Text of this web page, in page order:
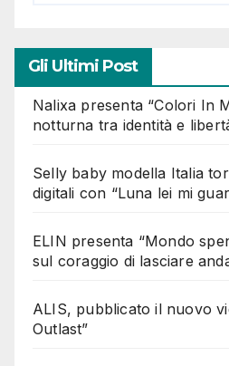
Gli Ultimi Post
Nalixa presenta “Colori In
notturna tra identità e
Selly baby modella Italia
digitali con “Luna lei mi
ELIN presenta “Mondo
sul coraggio di lasciare
ALIS, pubblicato il nuovo
Outlast”